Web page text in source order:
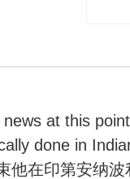
at this
done in
他在印第安纳